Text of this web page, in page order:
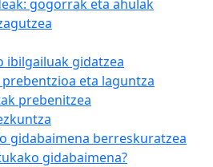
gogorrak eta ahulak
ibilgailuak gidatzea
prebentzioa eta laguntza
prebenitzea
gidabaimena berreskuratzea
gidabaimena?